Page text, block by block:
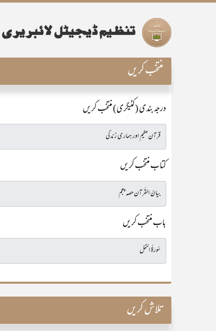
منتخب کریں
درجہ بندی (کٹیگری) منتخب کریں
کتاب منتخب کریں
باب منتخب کریں
تلاش کریں